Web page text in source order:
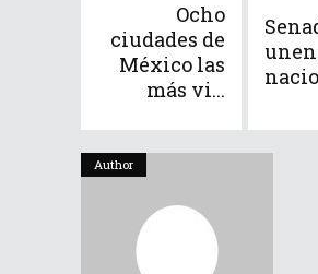
Ocho
ciudades de
México las
más vi...
Author